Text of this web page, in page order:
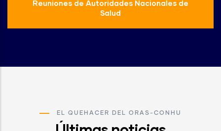
Reuniones de Autoridades Nacionales de
Salud
EL QUEHACER DEL ORAS-CONHU